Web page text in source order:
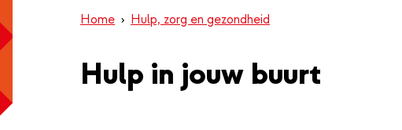
Home Hulp, zorg en gezondheid
Hulp in jouw buurt